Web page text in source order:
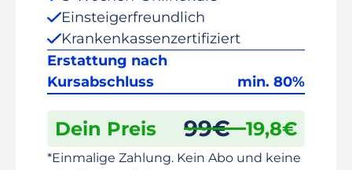
Einsteigerfreundlich
Krankenkassenzertifiziert
Erstattung nach
Kursabschluss
min. 80%
Dein Preis 99€ 19,8€
*Einmalige Zahlung. Kein Abo und keine